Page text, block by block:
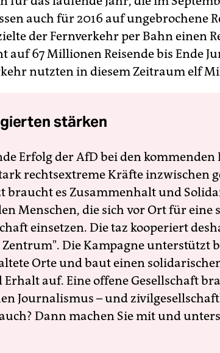
auch für 2016 auf ungebrochene
der Fernverkehr per Bahn einen
auf 67 Millionen Reisende bis Ende
nutzten in diesem Zeitraum elf
stärken
Erfolg der AfD bei den kommenden
rechtsextreme Kräfte inzwischen
braucht es Zusammenhalt und
Menschen, die sich vor Ort für eine
einsetzen. Die taz kooperiert
Die Kampagne unterstützt
Orte und baut einen
Erhalt auf. Eine offene Gesellschaft
Journalismus – und
Dann machen Sie mit und